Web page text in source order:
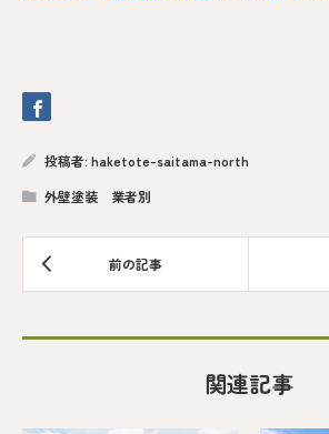
投稿者: haketote-saitama-north
外壁塗装 業者別
関連記事